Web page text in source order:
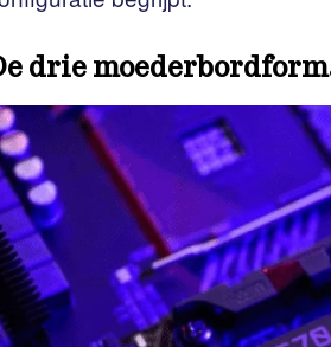
drie